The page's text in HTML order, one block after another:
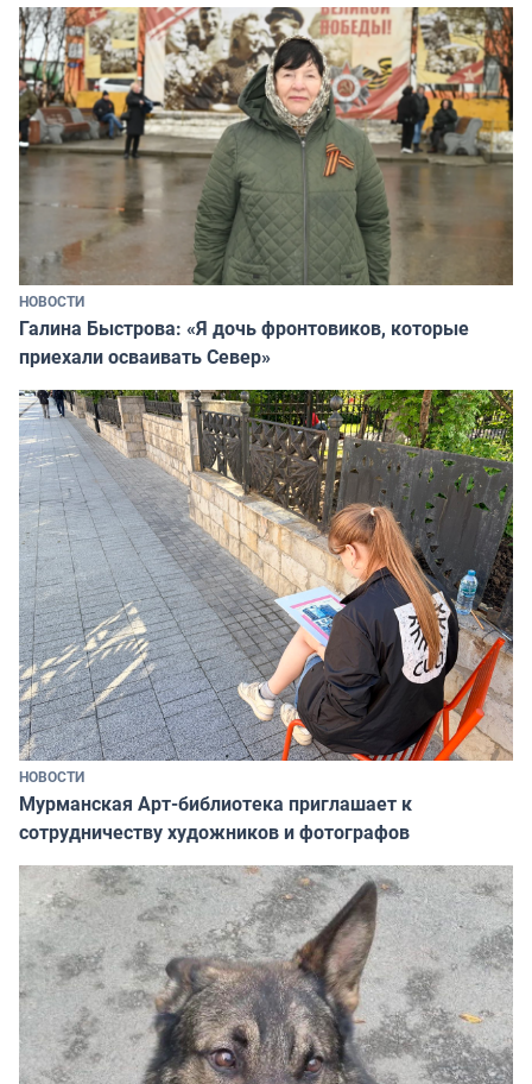
НОВОСТИ
Галина Быстрова: «Я дочь фронтовиков, которые
приехали осваивать Север»
НОВОСТИ
Мурманская Арт-библиотека приглашает к
сотрудничеству художников и фотографов